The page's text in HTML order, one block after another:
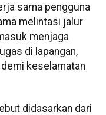
sama pengguna
melintasi jalur
menjaga
di lapangan,
keselamatan
didasarkan dari